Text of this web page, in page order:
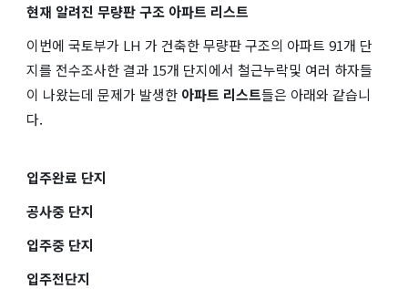
현재 알려진 무량판 구조 아파트 리스트
이번에 국토부가 LH 가 건축한 무량판 구조의 아파트 91개 단
지를 전수조사한 결과 15개 단지에서 철근누락및 여러 하자들
이 나왔는데 문제가 발생한 아파트 리스트들은 아래와 같습니
다.
입주완료 단지
공사중 단지
입주중 단지
입주전단지